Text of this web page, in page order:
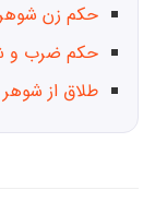
حکم زن
حکم ضرب و
طلاق از